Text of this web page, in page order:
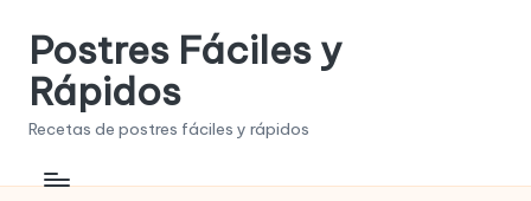
Saltar
contenido
Postres Fáciles y
Rápidos
Recetas de postres fáciles y rápidos